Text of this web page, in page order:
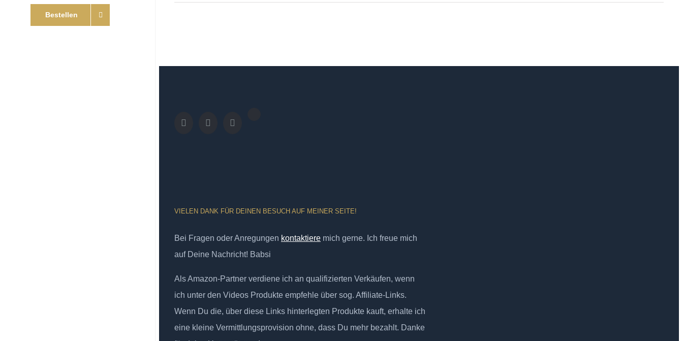
Bestellen
VIELEN DANK FÜR DEINEN BESUCH AUF MEINER SEITE!
Bei Fragen oder Anregungen kontaktiere mich gerne. Ich freue mich
auf Deine Nachricht! Babsi
Als Amazon-Partner verdiene ich an qualifizierten Verkäufen, wenn
ich unter den Videos Produkte empfehle über sog. Affiliate-Links.
Wenn Du die, über diese Links hinterlegten Produkte kauft, erhalte ich
eine kleine Vermittlungsprovision ohne, dass Du mehr bezahlt. Danke